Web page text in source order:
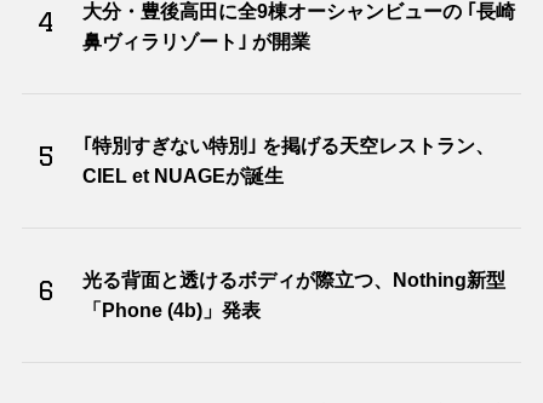
4
大分・豊後高田に全9棟オーシャンビューの ｢長崎
鼻ヴィラリゾート｣ が開業
5
｢特別すぎない特別｣ を掲げる天空レストラン、
CIEL et NUAGEが誕生
6
光る背面と透けるボディが際立つ、Nothing新型
「Phone (4b)」発表